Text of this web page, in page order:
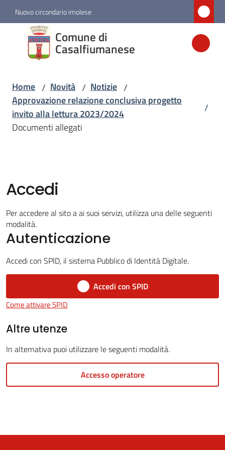
Vai al contenuto
Vai alla navigazione
Vai al footer
Nuovo circondario imolese
Comune di
Casalfiumanese
Comune di
Casalfiumanese
Amministrazione
Novità
Menu selezionato
Vivere
Casalfiumanese
5x1000
Servizi
line
Tutti
argomenti
Home / Novità / Notizie /
Approvazione relazione conclusiva progetto
invito alla lettura 2023/2024
/
Documenti allegati
Accedi
Per accedere al sito a ai suoi servizi, utilizza una delle seguenti
modalità.
Autenticazione
Accedi con SPID, il sistema Pubblico di Identità Digitale.
Accedi con SPID
Come attivare SPID
Altre utenze
In alternativa puoi utilizzare le seguenti modalità.
Accesso operatore